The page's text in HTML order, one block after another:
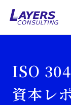
ISO
資本レ